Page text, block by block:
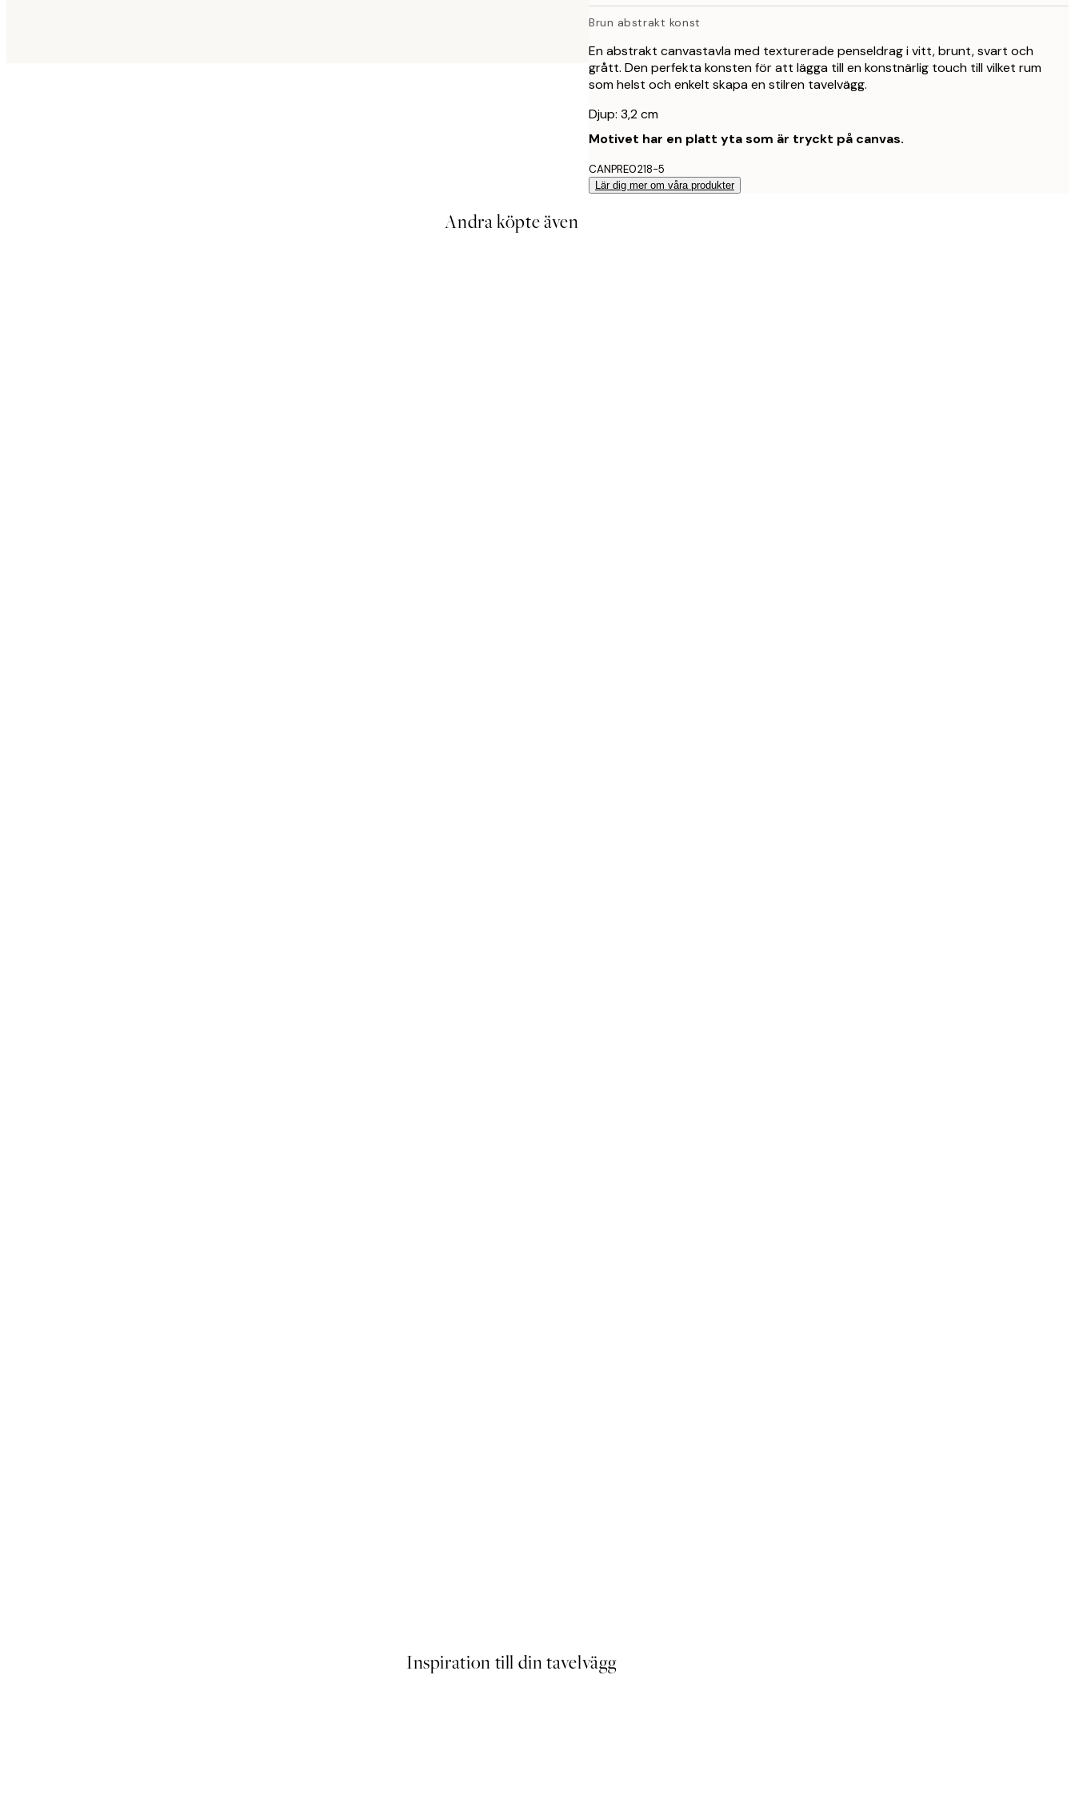
Brun abstrakt konst
En abstrakt canvastavla med texturerade penseldrag i vitt, brunt, svart och
grått. Den perfekta konsten för att lägga till en konstnärlig touch till vilket rum
som helst och enkelt skapa en stilren tavelvägg.
Djup: 3,2 cm
Motivet har en platt yta som är tryckt på canvas.
CANPRE0218-5
Lär dig mer om våra produkter
Andra köpte även
Inspiration till din tavelvägg